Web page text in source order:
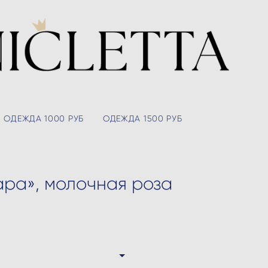
ОДЕЖДА 1000 РУБ ОДЕЖДА 1500 РУБ
молочная роза